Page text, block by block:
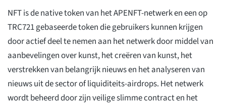
NFT is de native token van het APENFT-netwerk en een op
TRC721 gebaseerde token die gebruikers kunnen krijgen
door actief deel te nemen aan het netwerk door middel van
aanbevelingen over kunst, het creëren van kunst, het
verstrekken van belangrijk nieuws en het analyseren van
nieuws uit de sector of liquiditeits-airdrops. Het netwerk
wordt beheerd door zijn veilige slimme contract en het